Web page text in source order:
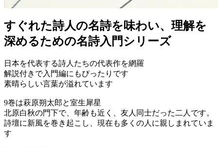
すぐれた詩人の名詩を味わい、理解を
深めるための名詩入門シリーズ
日本を代表する詩人たちの代表作を網羅
解説付きで入門編にもぴったりです
素晴らしい言葉が溢れています
9巻は萩原朔太郎と室生犀星
北原白秋の門下で、年齢も近く、友人同士だった二人です。
詩壇に新風を巻き起こし、現在も多くの人に親しまれていま
す